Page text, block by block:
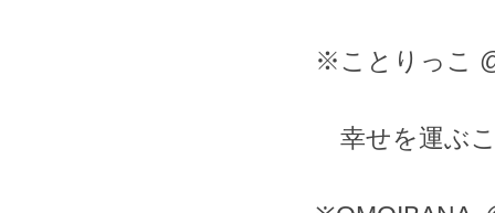
※ことりっこ
幸せを運ぶ